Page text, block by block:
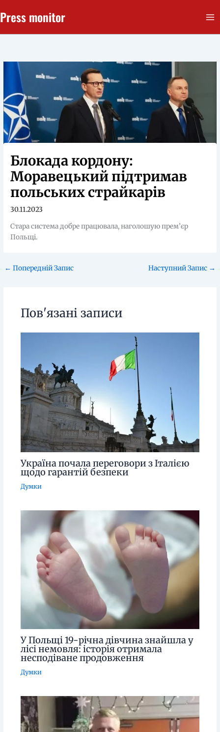
до
Press monitor
Блокада кордону:
Моравецький підтримав
польських страйкарів
30.11.2023
Стара система добре працювала, наголошую прем’єр
Польщі.
← Попередній Запис Наступний Запис →
Пов'язані записи
Україна почала переговори з Італією
щодо гарантій безпеки
Думки
У Польщі 19-річна дівчина знайшла у
лісі немовля: історія отримала
несподіване продовження
Думки